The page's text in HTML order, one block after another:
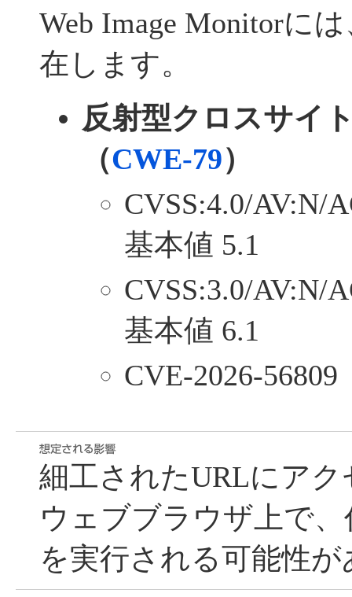
Web Image Monitorに
在します。
反射型クロスサイ
（CWE-79）
CVSS:4.0/AV:N/
基本値 5.1
CVSS:3.0/AV:N/
基本値 6.1
CVE-2026-56809
細工されたURLにア
ウェブブラウザ上で
を実行される可能性